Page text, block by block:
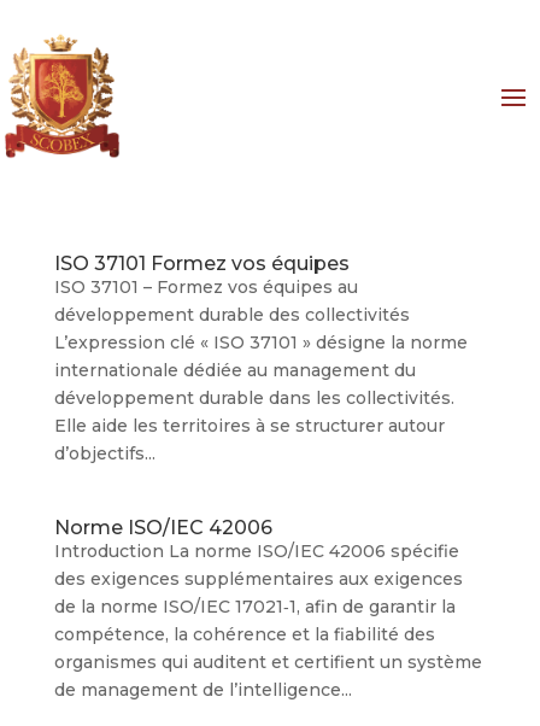
ISO 37101 Formez vos équipes
ISO 37101 – Formez vos équipes au
développement durable des collectivités
L’expression clé « ISO 37101 » désigne la norme
internationale dédiée au management du
développement durable dans les collectivités.
Elle aide les territoires à se structurer autour
d’objectifs...
Norme ISO/IEC 42006
Introduction La norme ISO/IEC 42006 spécifie
des exigences supplémentaires aux exigences
de la norme ISO/IEC 17021‑1, afin de garantir la
compétence, la cohérence et la fiabilité des
organismes qui auditent et certifient un système
de management de l’intelligence...